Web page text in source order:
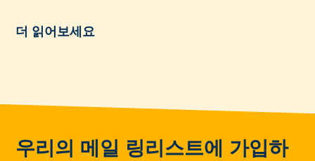
더 읽어보세요
우리의 메일 링리스트에 가입하